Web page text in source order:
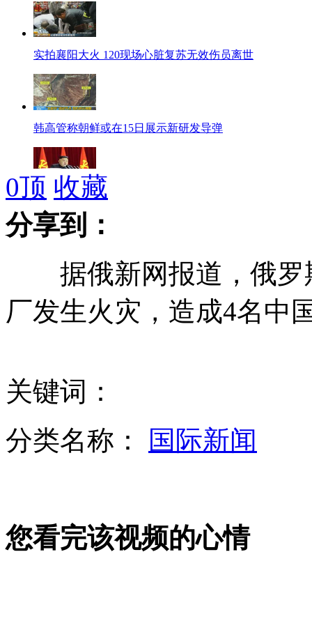
实拍襄阳大火 120现场心脏复苏无效伤员离世
韩高管称朝鲜或在15日展示新研发导弹
韩联社：金正恩半月未公开露面
广东：夫妻二人被砍 丈夫惨遭割鼻
0顶 收藏
分享到：
据俄新网报道，俄罗
厂发生火灾，造成4名中
关键词：
分类名称：
国际新闻
您看完该视频的心情